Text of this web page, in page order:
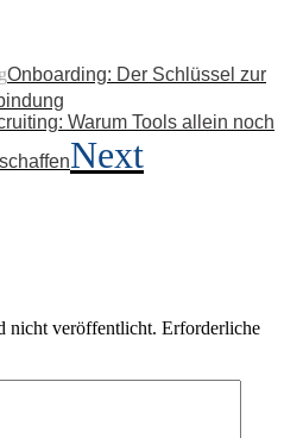
Onboarding: Der Schlüssel zur
Warum Tools allein noch
Next
nicht veröffentlicht. Erforderliche